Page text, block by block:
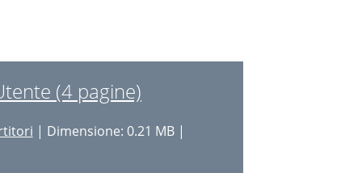
(4 pagine)
| Dimensione: 0.21 MB |